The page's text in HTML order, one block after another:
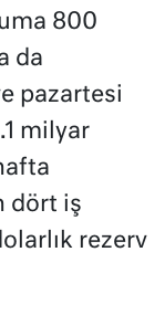
800
da
pazartesi
milyar
dört iş
rezerv